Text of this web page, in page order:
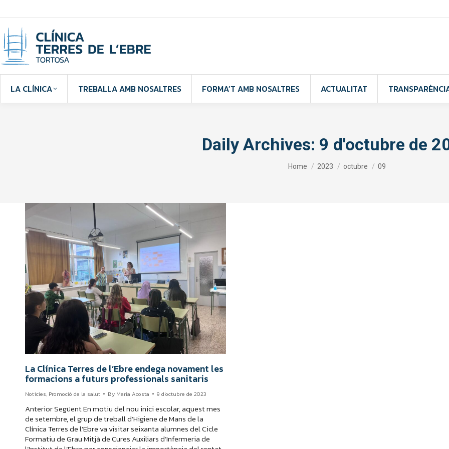
LA CLÍNICA TREBALLA AMB NOSALTRES FORMA’T AMB NOSALTRES ACTUALITAT
Daily Archives: 9 d'octubre de
Home 2023 octubre 09
La Clínica Terres de l’Ebre endega novament les
formacions a futurs professionals sanitaris
Notícies, Promoció de la salut By Maria Acosta 9 d'octubre de 2023
Anterior Següent En motiu del nou inici escolar, aquest mes
de setembre, el grup de treball d’Higiene de Mans de la
Clínica Terres de l’Ebre va visitar seixanta alumnes del Cicle
Formatiu de Grau Mitjà de Cures Auxiliars d’Infermeria de